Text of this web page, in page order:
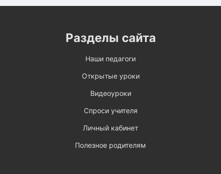
Разделы сайта
Наши педагоги
Открытые уроки
Видеоуроки
Спроси учителя
Личный кабинет
Полезное родителям